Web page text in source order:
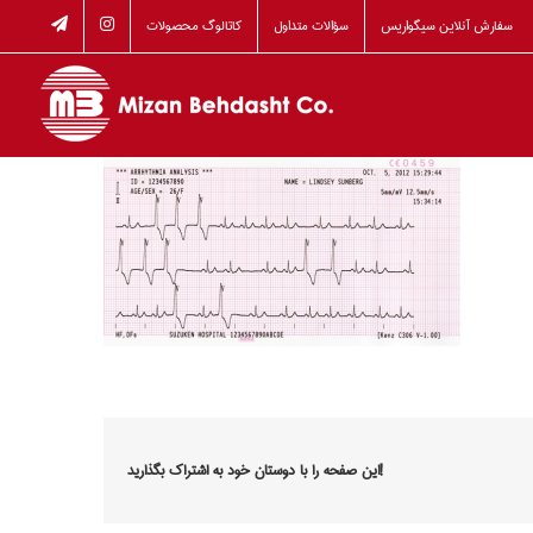
content
کاتالوگ محصولات سؤالات متداول سفارش آنلاین سیگواریس
این صفحه را با دوستان خود به اشتراک بگذارید!